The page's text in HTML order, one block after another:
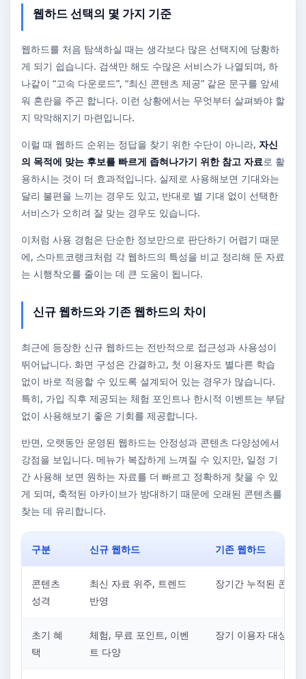
웹하드 선택의 몇 가지 기준
웹하드를 처음 탐색하실 때는 생각보다 많은 선택지에 당황하
게 되기 쉽습니다. 검색만 해도 수많은 서비스가 나열되며, 하
나같이 “고속 다운로드”, “최신 콘텐츠 제공” 같은 문구를 앞세
워 혼란을 주곤 합니다. 이런 상황에서는 무엇부터 살펴봐야 할
지 막막해지기 마련입니다.
이럴 때 웹하드 순위는 정답을 찾기 위한 수단이 아니라, 자신
의 목적에 맞는 후보를 빠르게 좁혀나가기 위한 참고 자료로 활
용하시는 것이 더 효과적입니다. 실제로 사용해보면 기대와는
달리 불편을 느끼는 경우도 있고, 반대로 별 기대 없이 선택한
서비스가 오히려 잘 맞는 경우도 있습니다.
이처럼 사용 경험은 단순한 정보만으로 판단하기 어렵기 때문
에, 스마트코랭크처럼 각 웹하드의 특성을 비교 정리해 둔 자료
는 시행착오를 줄이는 데 큰 도움이 됩니다.
신규 웹하드와 기존 웹하드의 차이
최근에 등장한 신규 웹하드는 전반적으로 접근성과 사용성이
뛰어납니다. 화면 구성은 간결하고, 첫 이용자도 별다른 학습
없이 바로 적응할 수 있도록 설계되어 있는 경우가 많습니다.
특히, 가입 직후 제공되는 체험 포인트나 한시적 이벤트는 부담
없이 사용해보기 좋은 기회를 제공합니다.
반면, 오랫동안 운영된 웹하드는 안정성과 콘텐츠 다양성에서
강점을 보입니다. 메뉴가 복잡하게 느껴질 수 있지만, 일정 기
간 사용해 보면 원하는 자료를 더 빠르고 정확하게 찾을 수 있
게 되며, 축적된 아카이브가 방대하기 때문에 오래된 콘텐츠를
찾는 데 유리합니다.
구분 신규 웹하드 기존 웹하드
콘텐츠
성격
최신 자료 위주, 트렌드
반영
장기간 누적된 콘텐
초기 혜
택
체험, 무료 포인트, 이벤
트 다양
장기 이용자 대상 혜